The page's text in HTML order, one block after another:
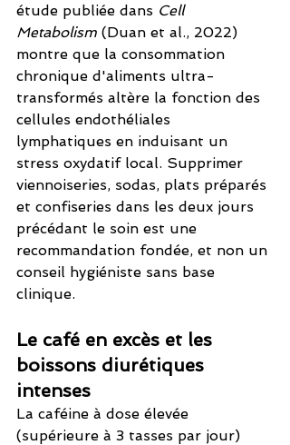
étude publiée dans Cell
Metabolism (Duan et al., 2022)
montre que la consommation
chronique d'aliments ultra-
transformés altère la fonction des
cellules endothéliales
lymphatiques en induisant un
stress oxydatif local. Supprimer
viennoiseries, sodas, plats préparés
et confiseries dans les deux jours
précédant le soin est une
recommandation fondée, et non un
conseil hygiéniste sans base
clinique.
Le café en excès et les
boissons diurétiques
intenses
La caféine à dose élevée
(supérieure à 3 tasses par jour)